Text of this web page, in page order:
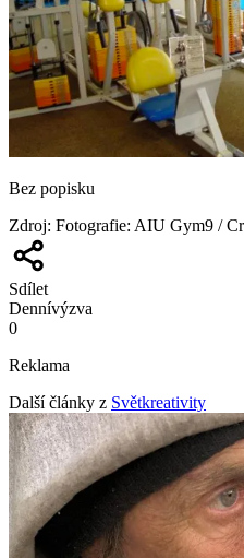
Bez popisku
Zdroj: Fotografie: AIU Gym9 /
Sdílet
Dennívýzva
0
Reklama
Další články z Světkreativity